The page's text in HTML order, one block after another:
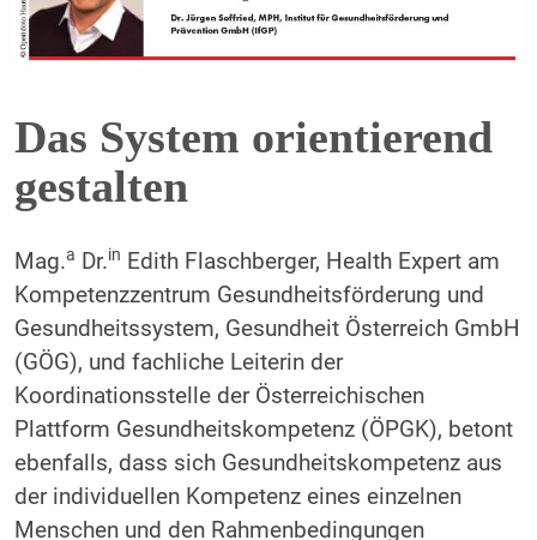
Das System orientierend
gestalten
Mag.a Dr.in Edith Flaschberger, Health Expert am
Kompetenzzentrum Gesundheitsförderung und
Gesundheitssystem, Gesundheit Österreich GmbH
(GÖG), und fachliche Leiterin der
Koordinationsstelle der Österreichischen
Plattform Gesundheitskompetenz (ÖPGK), betont
ebenfalls, dass sich Gesundheitskompetenz aus
der individuellen Kompetenz eines einzelnen
Menschen und den Rahmenbedingungen